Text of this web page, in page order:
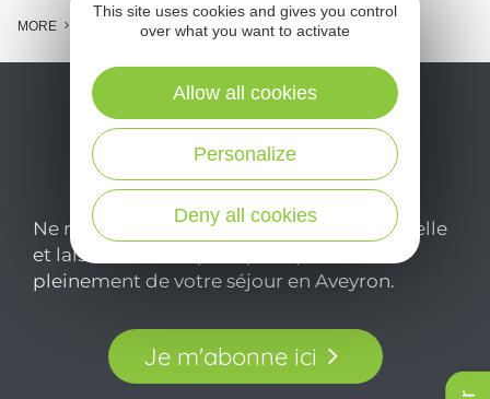
MORE
Ne manquez pas notre newsletter mensuelle
et laissez-vous inspirer pour profiter
pleinement de votre séjour en Aveyron.
Je m'abonne ici
This site uses cookies and gives you control
over what you want to activate
Deny all cookies
Personalize
Allow all cookies